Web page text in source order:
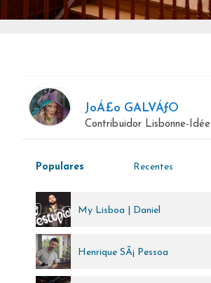
JoÁ£o GALVÁƒO
Contribuidor Lisbonne-Idée
Populares Recentes
My Lisboa | Daniel
Carapeto
Henrique SÃ¡ Pessoa